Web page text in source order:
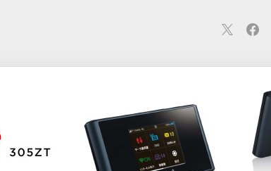
スマートホーム 車・バイク
カメラ 回線 iPhone iPad Mac